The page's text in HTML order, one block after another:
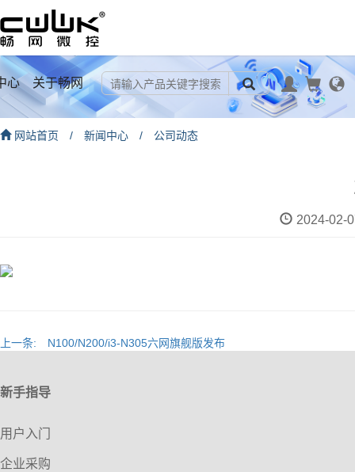
心 关于畅网
网站首页 / 新闻中心 / 公司动态
2024-02-
上一条: N100/N200/i3-N305六网旗舰版发布
新手指导
用户入门
企业采购